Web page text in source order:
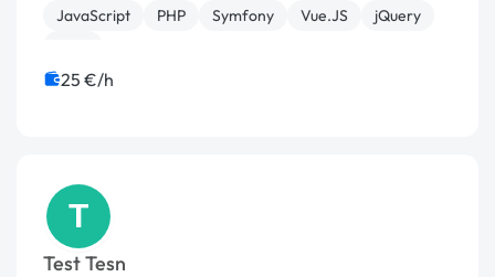
JavaScript
PHP Symfony Vue.JS
jQuery
25 €/h
T
Test Tesn